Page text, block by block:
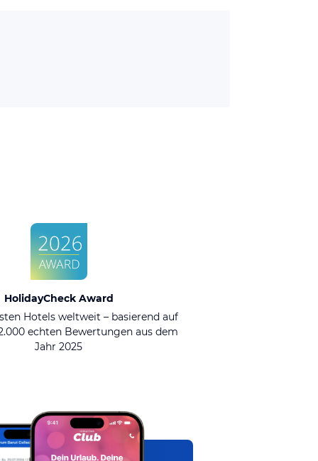
HolidayCheck Award
Hotels weltweit – basierend auf
echten Bewertungen aus dem
Jahr 2025